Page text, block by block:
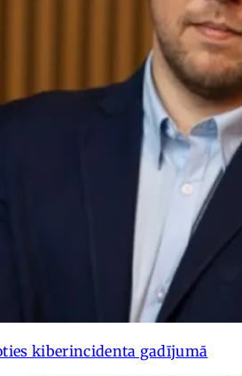
kiberincidenta gadījumā